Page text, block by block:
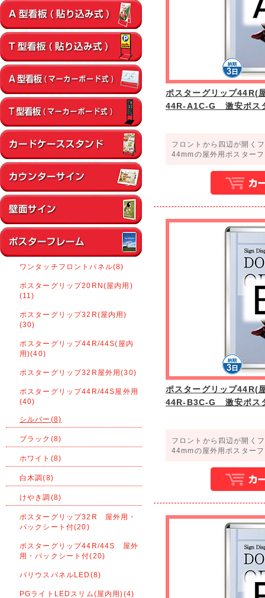
ワンタッチフロントパネル(8)
ポスターグリップ20RN(屋内用)
(11)
ポスターグリップ32R(屋内用)
(30)
ポスターグリップ44R/44S(屋内
用)(40)
ポスターグリップ32R屋外用(30)
ポスターグリップ44R/44S屋外用
(40)
シルバー(8)
ブラック(8)
ホワイト(8)
白木調(8)
けやき調(8)
ポスターグリップ32R 屋外用・
パックシート付(20)
ポスターグリップ44R/44S 屋外
用・パックシート付(20)
バリウスパネルLED(8)
PGライトLEDスリム(屋内用)(4)
ポスターグリップ44R(
44R-A1C-G 激安ポス
フロントから四辺が開く
44mmの屋外用ポスター
ポスターグリップ44R(
44R-B3C-G 激安ポス
フロントから四辺が開く
44mmの屋外用ポスター